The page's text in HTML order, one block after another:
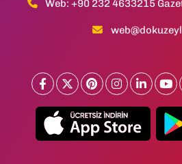
Web: +90 232 4633215